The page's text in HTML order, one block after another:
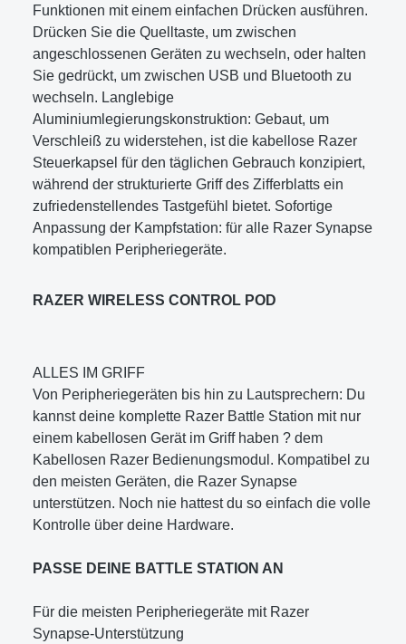
Funktionen mit einem einfachen Drücken ausführen.
Drücken Sie die Quelltaste, um zwischen
angeschlossenen Geräten zu wechseln, oder halten
Sie gedrückt, um zwischen USB und Bluetooth zu
wechseln. Langlebige
Aluminiumlegierungskonstruktion: Gebaut, um
Verschleiß zu widerstehen, ist die kabellose Razer
Steuerkapsel für den täglichen Gebrauch konzipiert,
während der strukturierte Griff des Zifferblatts ein
zufriedenstellendes Tastgefühl bietet. Sofortige
Anpassung der Kampfstation: für alle Razer Synapse
kompatiblen Peripheriegeräte.
RAZER WIRELESS CONTROL POD
ALLES IM GRIFF
Von Peripheriegeräten bis hin zu Lautsprechern: Du
kannst deine komplette Razer Battle Station mit nur
einem kabellosen Gerät im Griff haben ? dem
Kabellosen Razer Bedienungsmodul. Kompatibel zu
den meisten Geräten, die Razer Synapse
unterstützen. Noch nie hattest du so einfach die volle
Kontrolle über deine Hardware.
PASSE DEINE BATTLE STATION AN
Für die meisten Peripheriegeräte mit Razer
Synapse-Unterstützung